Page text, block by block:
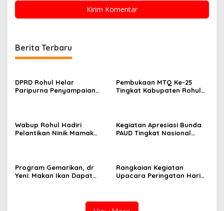
Berita Terbaru
DPRD Rohul Helar
Paripurna Penyampaian
Belanja Daerah Tahun
Anggaran 2025
Pembukaan MTQ Ke-25
Tingkat Kabupaten Rohul
Wabup Rohul Hadiri
Pelantikan Ninik Mamak
Kegiatan Apresiasi Bunda
PAUD Tingkat Nasional
Program Gemarikan, dr
Yeni: Makan Ikan Dapat
Rangkaian Kegiatan
Upacara Peringatan Hari